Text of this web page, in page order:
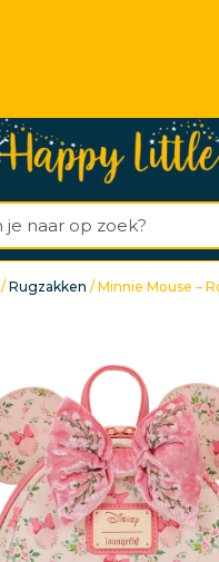
/Rugzakken / Minnie Mouse –